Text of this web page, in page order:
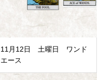
11月12日 土曜日 ワンド
エース